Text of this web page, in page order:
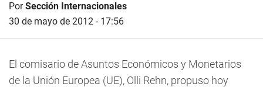
PorSección Internacionales
30 de mayo de 2012 - 17:56
El comisario de Asuntos Económicos y Monetarios
de la Unión Europea (UE), Olli Rehn, propuso hoy